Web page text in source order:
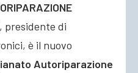
presidente di
è il nuovo
Autoriparazione